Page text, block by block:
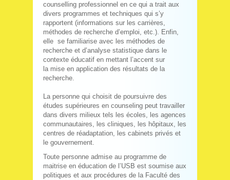
counselling professionnel en ce qui a trait aux
divers programmes et techniques qui s’y
rapportent (informations sur les carrières,
méthodes de recherche d’emploi, etc.). Enfin,
elle se familiarise avec les méthodes de
recherche et d’analyse statistique dans le
contexte éducatif en mettant l’accent sur
la mise en application des résultats de la
recherche.
La personne qui choisit de poursuivre des
études supérieures en counseling peut travailler
dans divers milieux tels les écoles, les agences
communautaires, les cliniques, les hôpitaux, les
centres de réadaptation, les cabinets privés et
le gouvernement.
Toute personne admise au programme de
maitrise en éducation de l’USB est soumise aux
politiques et aux procédures de la Faculté des